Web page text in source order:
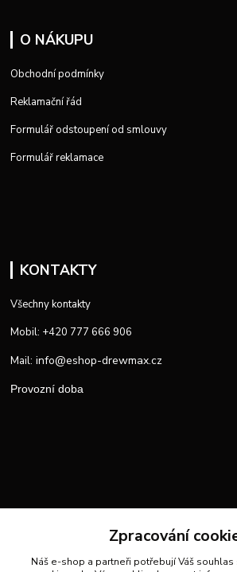
O NÁKUPU
Obchodní podmínky
Reklamační řád
Formulář odstoupení od smlouvy
Formulář reklamace
KONTAKTY
Všechny kontakty
Mobil: +420 777 666 906
Mail: info@eshop-drewmax.cz
Provozní doba
Zpracování
Náš e-shop a partneři potřebují Váš souhlas